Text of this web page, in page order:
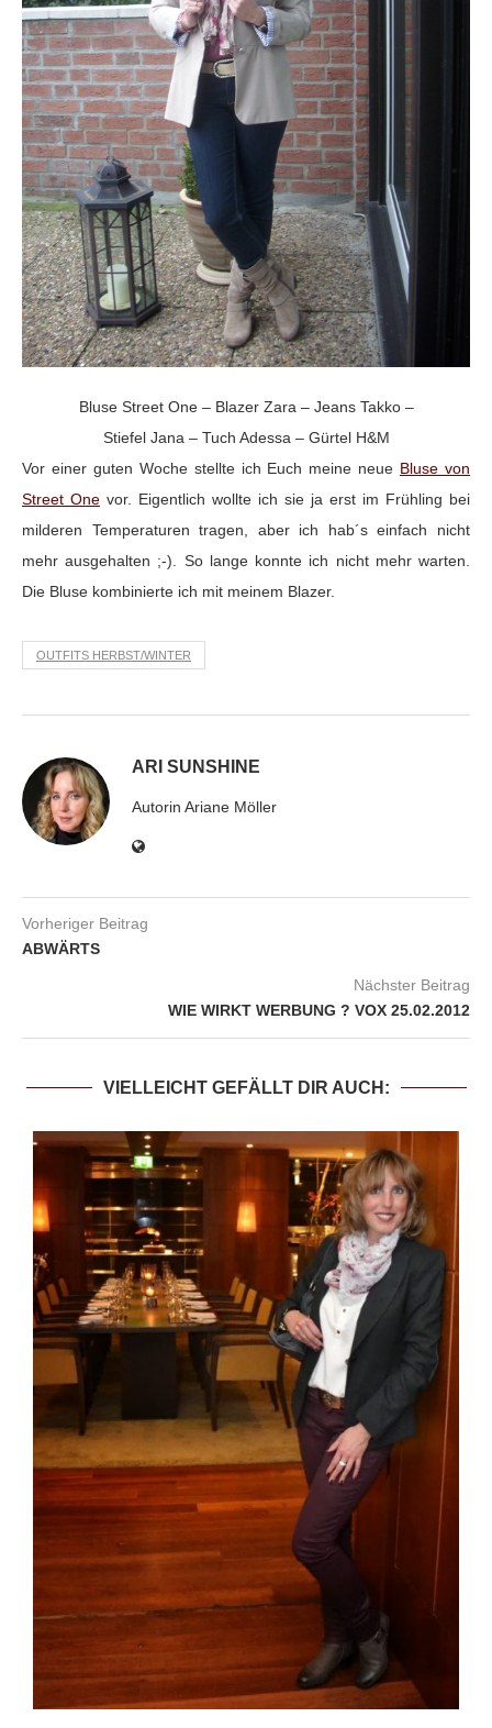
Bluse Street One – Blazer Zara – Jeans Takko –
Stiefel Jana – Tuch Adessa – Gürtel H&M
Vor einer guten Woche stellte ich Euch meine neue Bluse von
Street One vor. Eigentlich wollte ich sie ja erst im Frühling bei
milderen Temperaturen tragen, aber ich hab´s einfach nicht
mehr ausgehalten ;-). So lange konnte ich nicht mehr warten.
Die Bluse kombinierte ich mit meinem Blazer.
OUTFITS HERBST/WINTER
ARI SUNSHINE
Autorin Ariane Möller
Vorheriger Beitrag
ABWÄRTS
Nächster Beitrag
WIE WIRKT WERBUNG ? VOX 25.02.2012
VIELLEICHT GEFÄLLT DIR AUCH: